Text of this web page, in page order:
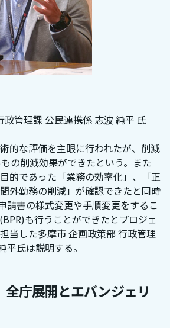
政管理課 公民連携係 志波 純平 氏
的な評価を主眼に行われたが、削減
の削減効果ができたという。また
的であった「業務の効率化」、「正
外勤務の削減」が確認できたと同時
請書の様式変更や手順変更をするこ
も行うことができたとプロジェ
当した多摩市 企画政策部 行政管理
平氏は説明する。
全庁展開とエバンジェリ